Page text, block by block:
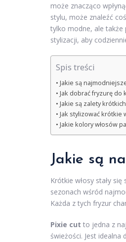
może znacząco
stylu, może znaleźć
tylko modne, ale także
stylizacji, aby
Spis treści
Jakie są
Jak dobrać fryzurę do
Jakie są zalety
Jak stylizować krótkie
Jakie kolory włosów
Jakie są
Krótkie włosy stały
sezonach wśród
Każda z tych fryzur
Pixie cut to jedna z
świeżości. Jest